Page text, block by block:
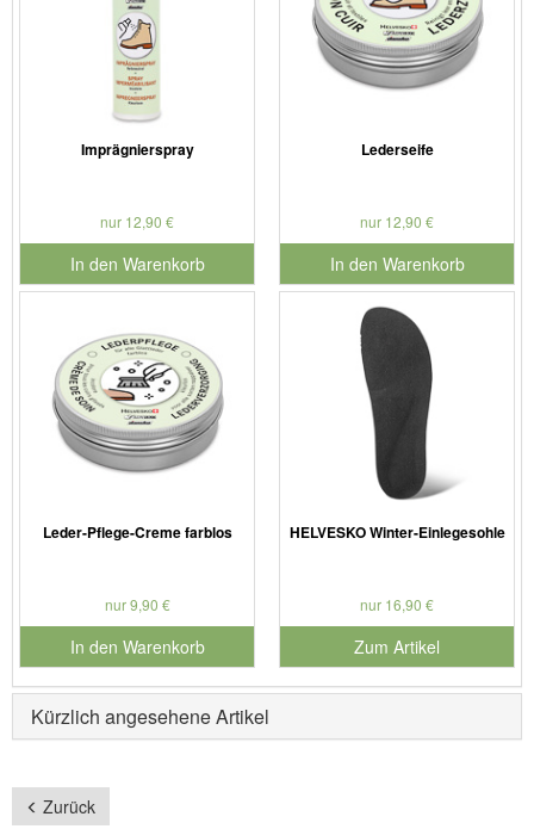
Imprägnierspray
nur 12,90 €
In den Warenkorb
für Produktnummer 901126
Lederseife
nur 12,90 €
In den Warenkorb
für Produktnummer 901127
Leder-Pflege-Creme farblos
nur 9,90 €
In den Warenkorb
für Produktnummer 901186
HELVESKO Winter-Einlegesohle
nur 16,90 €
Zum Artikel
Kürzlich angesehene Artikel
Zurück